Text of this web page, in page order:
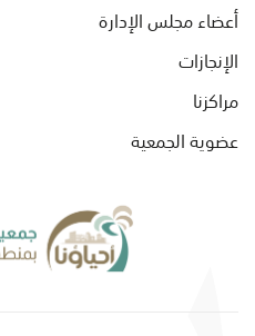
أعضاء مجلس الإدارة
الإنجازات
مراكزنا
عضوية الجمعية